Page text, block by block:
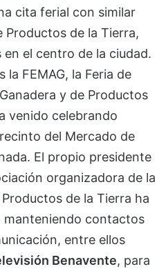
cita ferial con similar
Productos de la Tierra,
el centro de la ciudad.
la FEMAG, la Feria de
y de Productos
venido celebrando
del Mercado de
El propio presidente
organizadora de la
de la Tierra ha
manteniendo contactos
entre ellos
Benavente, para